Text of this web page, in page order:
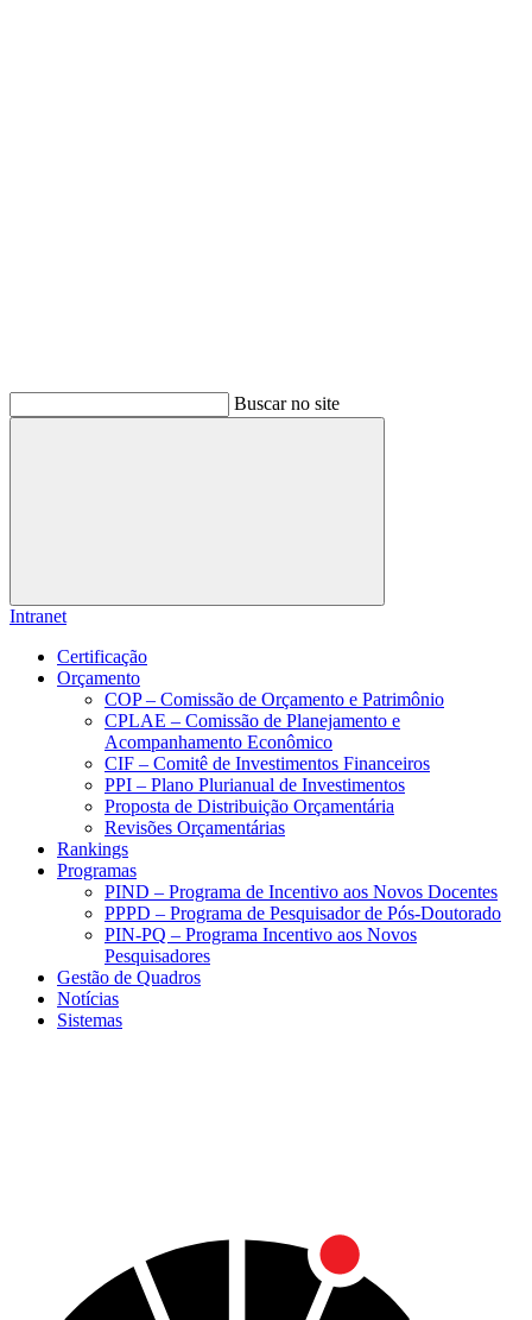
Buscar no site
Buscar
Intranet
Certificação
Orçamento
COP – Comissão de Orçamento e Patrimônio
CPLAE – Comissão de Planejamento e
Acompanhamento Econômico
CIF – Comitê de Investimentos Financeiros
PPI – Plano Plurianual de Investimentos
Proposta de Distribuição Orçamentária
Revisões Orçamentárias
Rankings
Programas
PIND – Programa de Incentivo aos Novos Docentes
PPPD – Programa de Pesquisador de Pós-Doutorado
PIN-PQ – Programa Incentivo aos Novos
Pesquisadores
Gestão de Quadros
Notícias
Sistemas